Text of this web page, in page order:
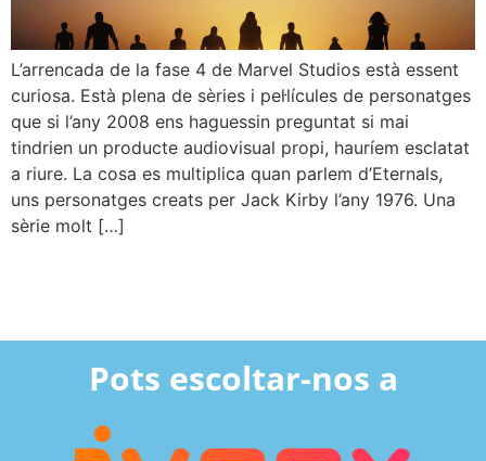
L’arrencada de la fase 4 de Marvel Studios està essent
curiosa. Està plena de sèries i pel·lícules de personatges
que si l’any 2008 ens haguessin preguntat si mai
tindrien un producte audiovisual propi, hauríem esclatat
a riure. La cosa es multiplica quan parlem d’Eternals,
uns personatges creats per Jack Kirby l’any 1976. Una
sèrie molt […]
Pots escoltar-nos a